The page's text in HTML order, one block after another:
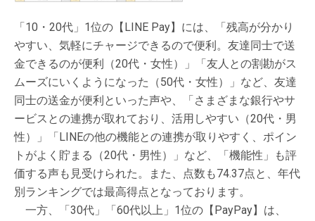
「10・20代」1位の【LINE Pay】には、「残高が分かり
やすい、気軽にチャージできるので便利。友達同士で送
金できるのが便利（20代・女性）」「友人との割勘がス
ムーズにいくようになった（50代・女性）」など、友達
同士の送金が便利といった声や、「さまざまな銀行やサ
ービスとの連携が取れており、活用しやすい（20代・男
性）」「LINEの他の機能との連携が取りやすく、ポイン
トがよく貯まる（20代・男性）」など、「機能性」も評
価する声も見受けられた。また、点数も74.37点と、年代
別ランキングでは最高得点となっております。
一方、「30代」「60代以上」1位の【PayPay】は、